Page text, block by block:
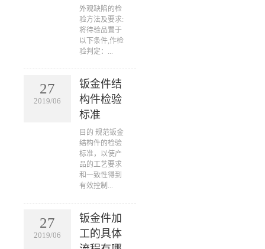
​外观缺陷的检
验方法及要求:
将待验品置于
以下条件,作检
验判定：...
27
2019/06
钣金件结
构件检验
标准
​目的 规范钣金
结构件的检验
标准，以使产
品的工艺要求
和一致性得到
有效控制...
27
2019/06
钣金件加
工的具体